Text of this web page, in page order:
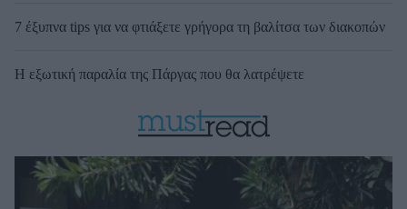
7 έξυπνα tips για να φτιάξετε γρήγορα τη βαλίτσα των διακοπών
Η εξωτική παραλία της Πάργας που θα λατρέψετε